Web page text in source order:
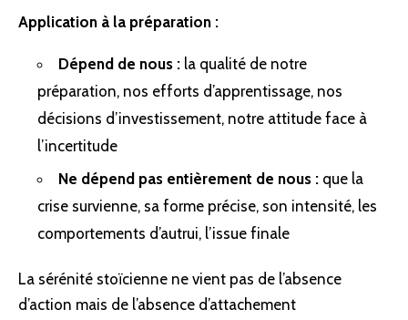
Application à la préparation :
Dépend de nous : la qualité de notre
préparation, nos efforts d’apprentissage, nos
décisions d’investissement, notre attitude face à
l’incertitude
Ne dépend pas entièrement de nous : que la
crise survienne, sa forme précise, son intensité, les
comportements d’autrui, l’issue finale
La sérénité stoïcienne ne vient pas de l’absence
d’action mais de l’absence d’attachement